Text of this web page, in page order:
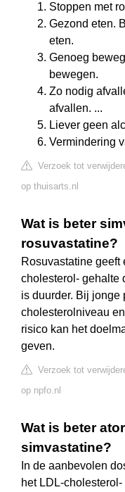
Stoppen met
Gezond eten.
eten.
Genoeg
bewegen.
Zo nodig
afvallen. ...
Liever geen
Vermindering
Verzoek tot
op thuisarts.nl
Wat is beter
rosuvastatine?
Rosuvastatine geeft
cholesterol- gehalte
is duurder. Bij jonge
cholesterolniveau
risico kan het
geven.
Verzoek tot
op npfo.nl
Wat is beter
simvastatine?
In de aanbevolen
het LDL-